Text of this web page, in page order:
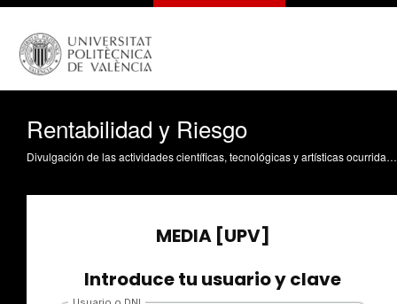
Rentabilidad y Riesgo
Divulgación de las actividades científicas, tecnológicas y artísticas ocurridas en los tres campus de la UPV